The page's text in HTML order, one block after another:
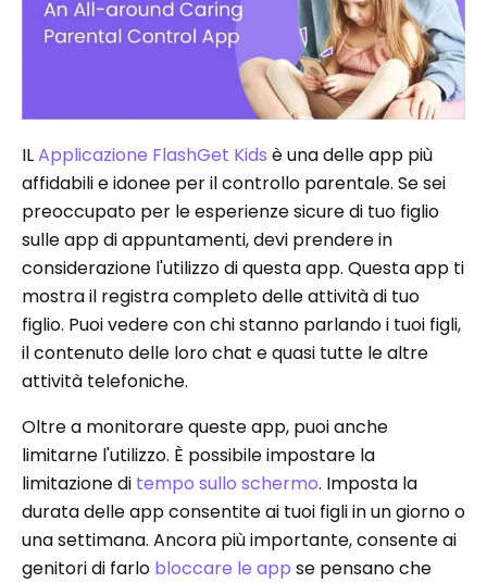
ILApplicazione FlashGet Kids è una delle app più
affidabili e idonee per il controllo parentale. Se sei
preoccupato per le esperienze sicure di tuo figlio
sulle app di appuntamenti, devi prendere in
considerazione l'utilizzo di questa app. Questa app ti
mostra il registra completo delle attività di tuo
figlio. Puoi vedere con chi stanno parlando i tuoi figli,
il contenuto delle loro chat e quasi tutte le altre
attività telefoniche.
Oltre a monitorare queste app, puoi anche
limitarne l'utilizzo. È possibile impostare la
limitazione di tempo sullo schermo. Imposta la
durata delle app consentite ai tuoi figli in un giorno o
una settimana. Ancora più importante, consente ai
genitori di farlo bloccare le app se pensano che